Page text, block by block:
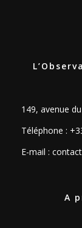
149, avenue
Téléphone :
E-mail :
A